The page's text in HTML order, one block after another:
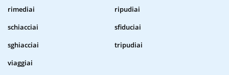
rimediai
ripudiai
schiacciai
sfiduciai
sghiacciai
tripudiai
viaggiai